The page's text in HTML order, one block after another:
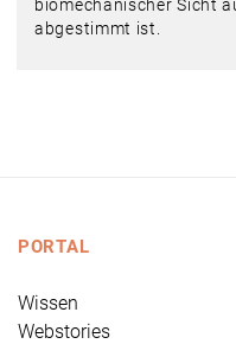
biomechanischer Sicht
abgestimmt ist.
PORTAL
Wissen
Webstories